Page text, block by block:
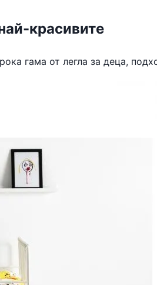
красивите
гама от легла за деца,